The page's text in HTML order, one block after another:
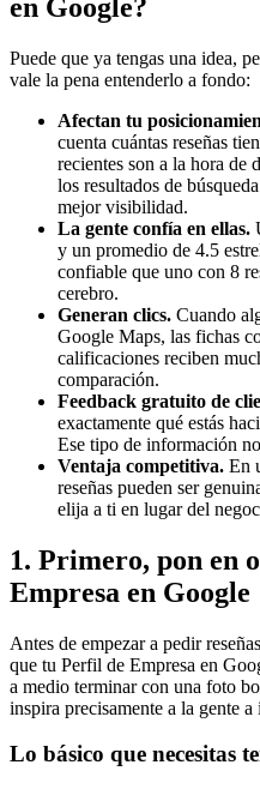
en Google?
Puede que ya tengas una idea,
vale la pena entenderlo a fondo:
Afectan tu
cuenta cuántas reseñas
recientes son a la hora de
los resultados de
mejor visibilidad.
La gente confía en ellas.
y un promedio de 4.5
confiable que uno con 8
cerebro.
Generan clics. Cuando
Google Maps, las fichas
calificaciones reciben
comparación.
Feedback gratuito de
exactamente qué estás
Ese tipo de información
Ventaja competitiva. En
reseñas pueden ser
elija a ti en lugar del
1. Primero, pon en
Empresa en Google
Antes de empezar a pedir
que tu Perfil de Empresa en
a medio terminar con una foto
inspira precisamente a la gente a
Lo básico que necesitas